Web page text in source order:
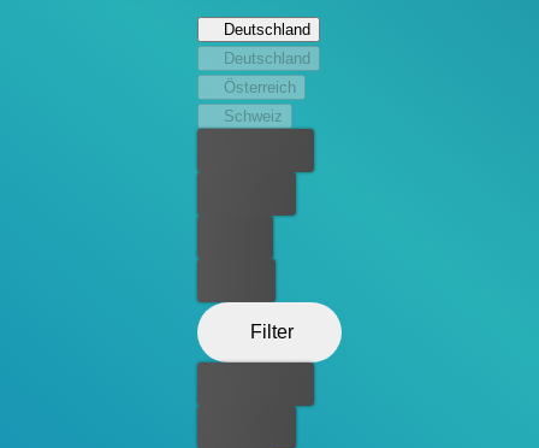
einen Mythos, einen Megalodon: Der Schwarze Dämon!
Als Ungläubiger nimmt Paul seine Familie mit, um die
Bohrinsel zu untersuchen, nur um festzustellen, dass er
diesem riesigen Hai eine weitere Mahlzeit geliefert hat,
um ihn zu terrorisieren und zu verschlingen.
Deutschland
Deutschland
Österreich
Schweiz
Filter